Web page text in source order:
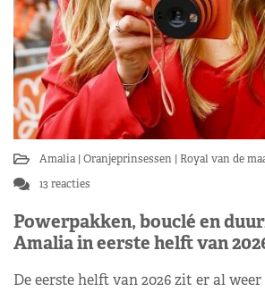
Amalia Oranjeprinsessen Royal van de
13 reacties
Powerpakken, bouclé en
Amalia in eerste helft van
De eerste helft van 2026 zit er al